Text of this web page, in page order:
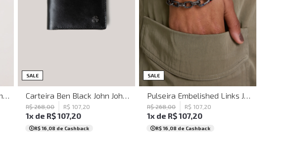
SALE
R$ 268,00 R$ 107 20
1x de R$107,20
R$ 16,08 de Cashback
SALE
R$ 268,00 R$ 107 20
1x de R$107,20
R$ 16,08 de Cashback